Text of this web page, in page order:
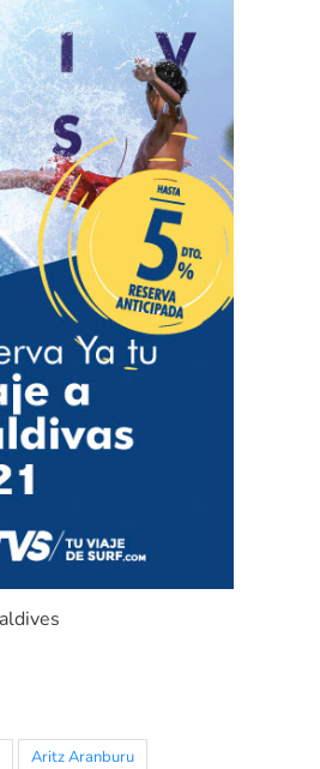
Aritz Aranburu